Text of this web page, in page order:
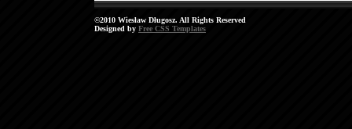
©2010 Wiesław Długosz. All Rights Reserved
Designed by Free CSS Templates